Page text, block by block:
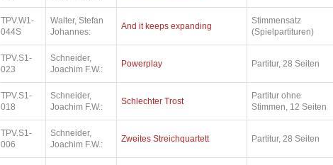
TPV.W1-
044S
Walter, Stefan
Johannes:
And it keeps expanding
Stimmensatz
(Spielpartituren)
TPV.S1-
023
Schneider,
Joachim F.W.:
Powerplay Partitur, 28 Seiten
TPV.S1-
018
Schneider,
Joachim F.W.:
Schlechter Trost
Partitur ohne
Stimmen, 12 Seiten
TPV.S1-
006
Schneider,
Joachim F.W.:
Zweites Streichquartett Partitur, 28 Seiten